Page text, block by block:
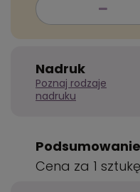
Nadruk
Poznaj rodzaje
nadruku
Cena za 1